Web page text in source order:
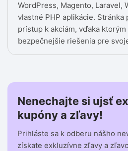
WordPress, Magento, Laravel,
vlastné PHP aplikácie.
prístup k akciám, vďaka
bezpečnejšie riešenia pre
Nenechajte si ujsť
kupóny a zľavy!
Prihláste sa k odberu nášho
získate exkluzívne zľavy a